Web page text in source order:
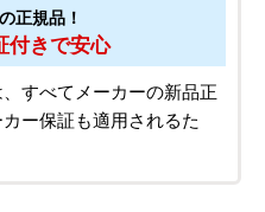
正規品！
付きで安心
すべてメーカーの新品正
ー保証も適用されるた